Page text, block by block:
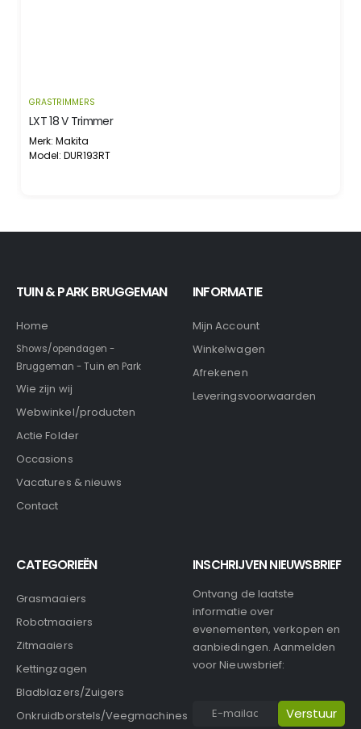
GRASTRIMMERS
LXT 18 V Trimmer
Merk: Makita
Model: DUR193RT
TUIN & PARK BRUGGEMAN
Home
Shows/opendagen -
Bruggeman - Tuin en Park
Wie zijn wij
Webwinkel/producten
Actie Folder
Occasions
Vacatures & nieuws
Contact
INFORMATIE
Mijn Account
Winkelwagen
Afrekenen
Leveringsvoorwaarden
CATEGORIEËN
Grasmaaiers
Robotmaaiers
Zitmaaiers
Kettingzagen
Bladblazers/Zuigers
Onkruidborstels/Veegmachines
INSCHRIJVEN NIEUWSBRIEF
Ontvang de laatste
informatie over
evenementen, verkopen en
aanbiedingen. Aanmelden
voor Nieuwsbrief: